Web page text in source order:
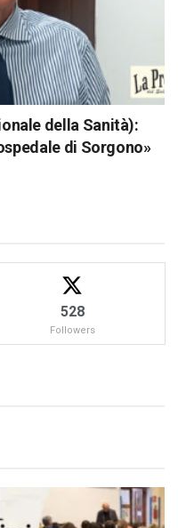
della Sanità):
di Sorgono»
528
Followers